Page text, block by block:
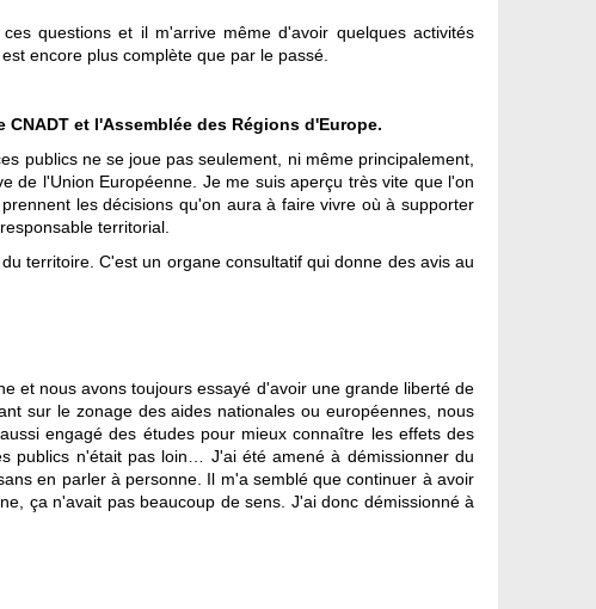
questions et il m'arrive même d'avoir quelques activités
encore plus complète que par le passé.
et l'Assemblée des Régions d'Europe.
publics ne se joue pas seulement, ni même principalement,
de l'Union Européenne. Je me suis aperçu très vite que l'on
les décisions qu'on aura à faire vivre où à supporter
territorial.
territoire. C'est un organe consultatif qui donne des avis au
et nous avons toujours essayé d'avoir une grande liberté de
sur le zonage des aides nationales ou européennes, nous
engagé des études pour mieux connaître les effets des
publics n'était pas loin… J'ai été amené à démissionner du
en parler à personne. Il m'a semblé que continuer à avoir
ça n'avait pas beaucoup de sens. J'ai donc démissionné à